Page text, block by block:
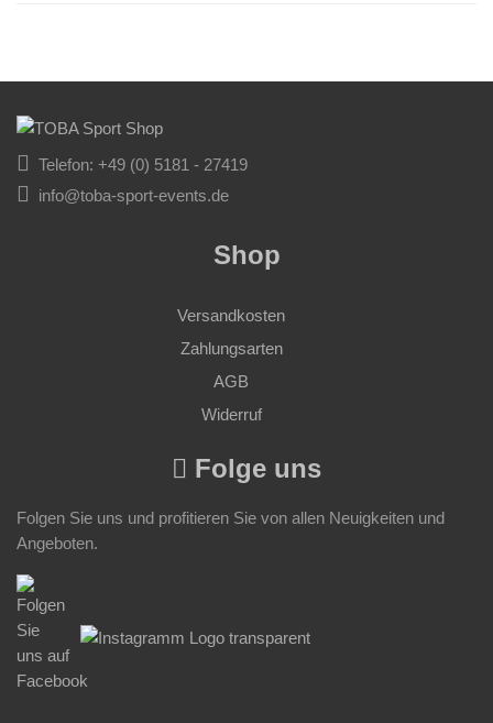
Telefon: +49 (0) 5181 - 27419
info@toba-sport-events.de
Shop
Versandkosten
Zahlungsarten
AGB
Widerruf
Folge uns
Folgen Sie uns und profitieren Sie von allen Neuigkeiten und
Angeboten.